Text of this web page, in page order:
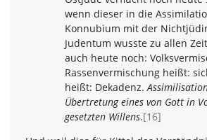
wenn dieser in die
Konnubium mit der
Judentum wusste zu allen
auch heute noch:
Rassenvermischung heißt:
heißt: Dekadenz.
Übertretung eines von Gott in
gesetzten Willens.[16]